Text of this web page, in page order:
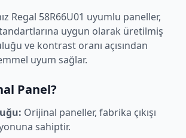
Regal 58R66U01 uyumlu paneller,
uygun olarak üretilmiş
ve kontrast oranı açısından
uyum sağlar.
Panel?
Orijinal paneller, fabrika çıkışı
sahiptir.